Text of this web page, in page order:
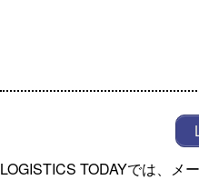
LOGISTICS TODAYでは、メ